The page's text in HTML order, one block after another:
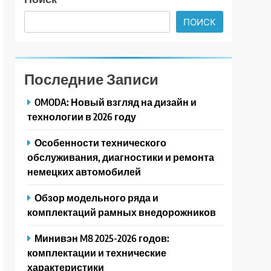
ПОИСК
Последние Записи
OMODA: Новый взгляд на дизайн и
технологии в 2026 году
Особенности технического
обслуживания, диагностики и ремонта
немецких автомобилей
Обзор модельного ряда и
комплектаций рамных внедорожников
Минивэн M8 2025-2026 годов:
комплектации и технические
характеристики